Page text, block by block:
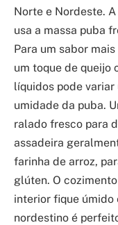
Norte e Nordeste.
usa a massa puba
Para um sabor
um toque de queijo
líquidos pode
umidade da puba.
ralado fresco para
assadeira
farinha de arroz,
glúten. O
interior fique úmido
nordestino é